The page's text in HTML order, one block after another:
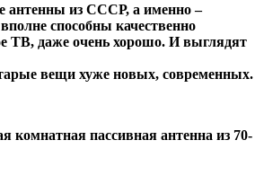
из СССР, а именно –
способны качественно
ТВ, даже очень хорошо. И выглядят
вещи хуже новых, современных.